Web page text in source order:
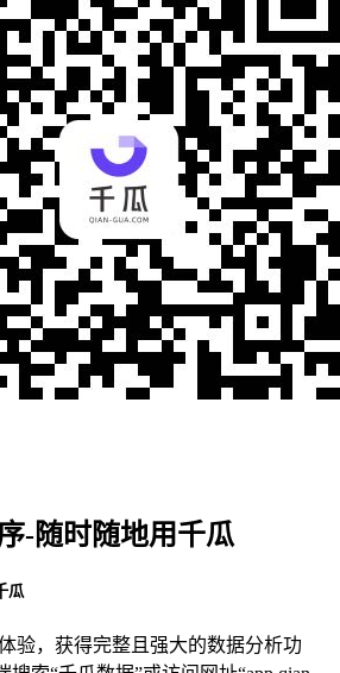
-随时随地用千瓜
瓜
验，获得完整且强大的数据分析功